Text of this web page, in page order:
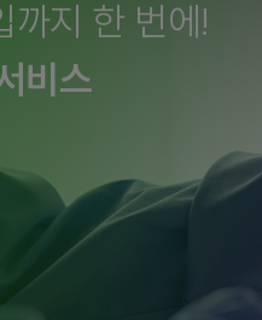
스타그램 이벤트
품이 쏟아진다